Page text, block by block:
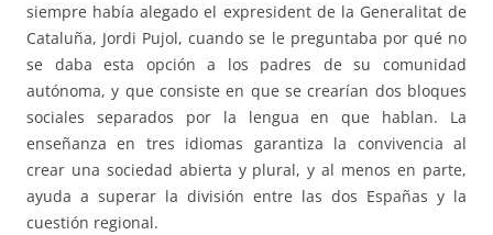
siempre había alegado el expresident de la Generalitat de
Cataluña, Jordi Pujol, cuando se le preguntaba por qué no
se daba esta opción a los padres de su comunidad
autónoma, y que consiste en que se crearían dos bloques
sociales separados por la lengua en que hablan. La
enseñanza en tres idiomas garantiza la convivencia al
crear una sociedad abierta y plural, y al menos en parte,
ayuda a superar la división entre las dos Españas y la
cuestión regional.